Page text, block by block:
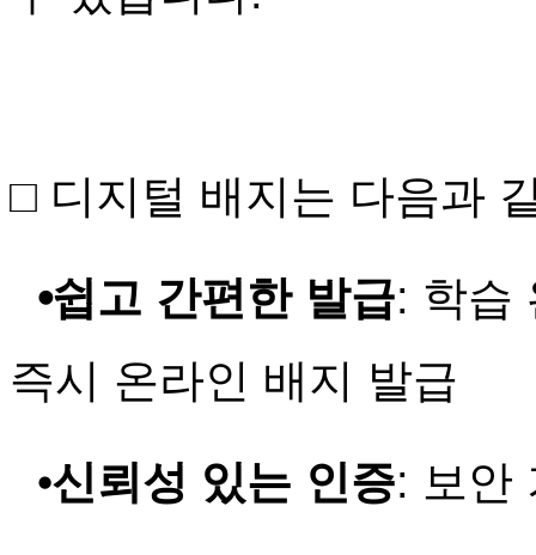
□ 디지털 배지는 다음과
⦁쉽고 간편한 발급: 학습
즉시 온라인 배지 발급
⦁신뢰성 있는 인증: 보안